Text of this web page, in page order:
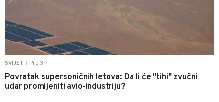
SVIJET Pre 3 h
Povratak supersoničnih letova: Da li će "tihi" zvučni
udar promijeniti avio-industriju?